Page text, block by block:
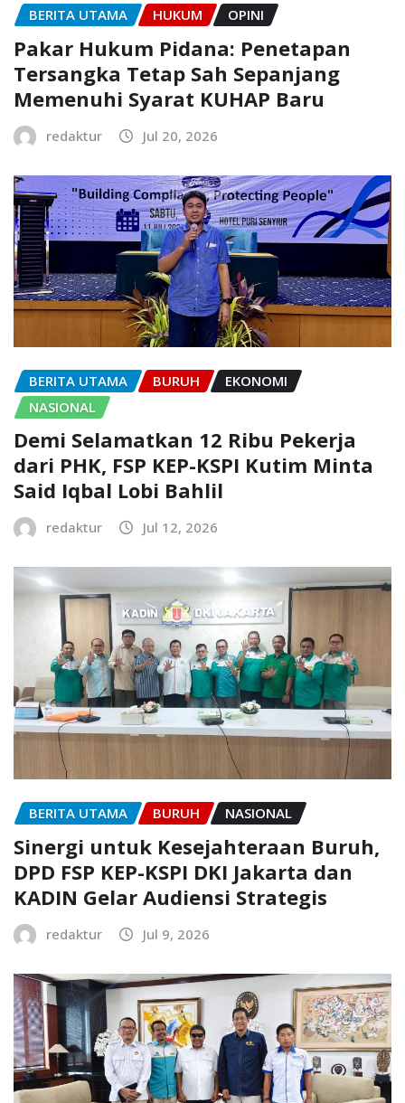
BERITA UTAMA HUKUM OPINI
Pakar Hukum Pidana: Penetapan
Tersangka Tetap Sah Sepanjang
Memenuhi Syarat KUHAP Baru
redaktur Jul 20, 2026
BERITA UTAMA BURUH
EKONOMI
NASIONAL
Demi Selamatkan 12 Ribu Pekerja
dari PHK, FSP KEP-KSPI Kutim Minta
Said Iqbal Lobi Bahlil
redaktur Jul 12, 2026
BERITA UTAMA BURUH NASIONAL
Sinergi untuk Kesejahteraan Buruh,
DPD FSP KEP-KSPI DKI Jakarta dan
KADIN Gelar Audiensi Strategis
redaktur Jul 9, 2026